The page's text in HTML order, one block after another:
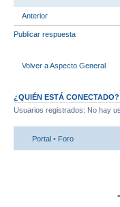
Anterior
Publicar respuesta
Volver a Aspecto General
¿QUIÉN ESTÁ CONECTADO?
Usuarios registrados: No hay
Portal • Foro